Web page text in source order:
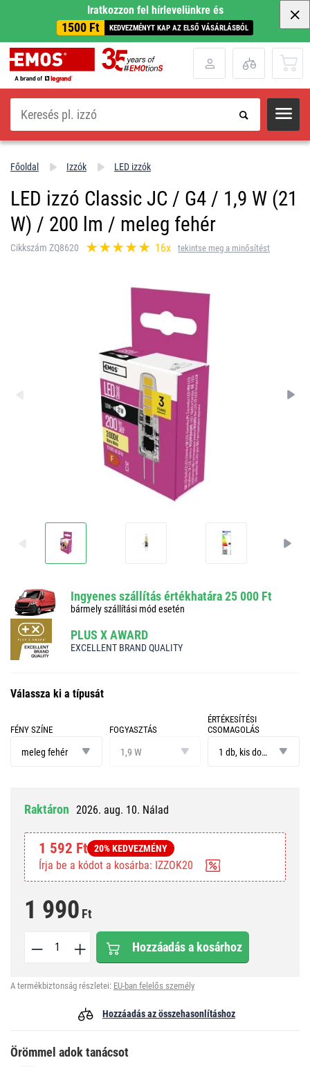
Iratkozzon fel hírlevelünkre és
1500 Ft KEDVEZMÉNYT KAP AZ ELSŐ VÁSÁRLÁSBÓL
Keresés
Főoldal Izzók LED izzók
LED izzó Classic JC / G4 / 1,9 W (21
W) / 200 lm / meleg fehér
Cikkszám ZQ8620 16x tekintse meg a minősítést
Ingyenes szállítás értékhatára 25 000 Ft
bármely szállítási mód esetén
PLUS X AWARD
EXCELLENT BRAND QUALITY
Válassza ki a típusát
FÉNY SZÍNE
színemeleg fehér
FOGYASZTÁS
1,9 W
ÉRTÉKESÍTÉSI
CSOMAGOLÁS
csomagolás
1 db, kis doboz
Raktáron 2026. aug. 10. Nálad
1 592 Ft 20% KEDVEZMÉNY
Írja be a kódot a kosárba: IZZOK20
1 990 Ft
Hozzáadás a kosárhoz
A termékbiztonság részletei: EU-ban felelős személy
Hozzáadás az összehasonlításhoz
Örömmel adok tanácsot